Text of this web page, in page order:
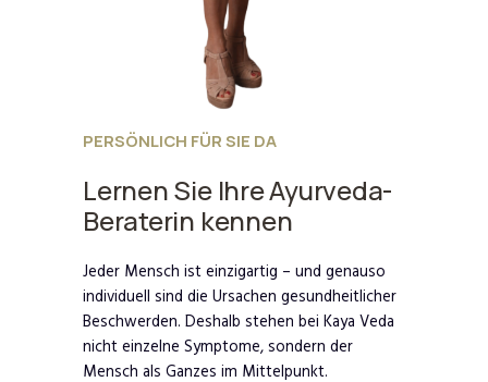
PERSÖNLICH FÜR SIE DA
Lernen Sie Ihre Ayurveda-
Beraterin kennen
Jeder Mensch ist einzigartig – und genauso
individuell sind die Ursachen gesundheitlicher
Beschwerden. Deshalb stehen bei Kaya Veda
nicht einzelne Symptome, sondern der
Mensch als Ganzes im Mittelpunkt.